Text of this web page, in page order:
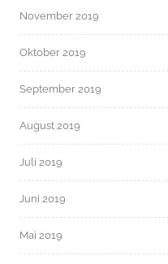
November 2019
Oktober 2019
September 2019
August 2019
Juli 2019
Juni 2019
Mai 2019